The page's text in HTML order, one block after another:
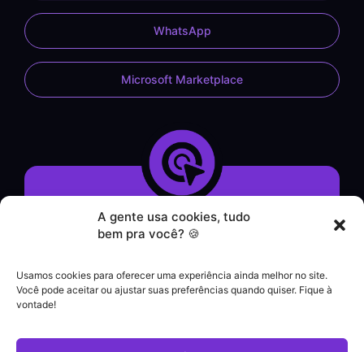
A gente usa cookies, tudo
bem pra você? 🍪
Usamos cookies para oferecer uma experiência ainda melhor no site.
Você pode aceitar ou ajustar suas preferências quando quiser. Fique à
vontade!
WhatsApp
Microsoft Marketplace
Demonstração do Sistema
Formulário de Contato
Helpdesk
|